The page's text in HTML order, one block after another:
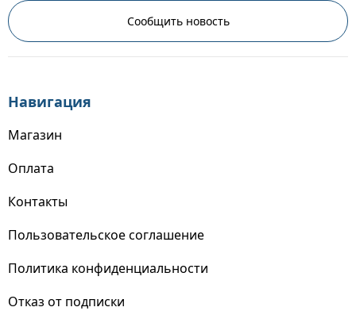
Сообщить новость
Навигация
Магазин
Оплата
Контакты
Пользовательское соглашение
Политика конфиденциальности
Отказ от подписки